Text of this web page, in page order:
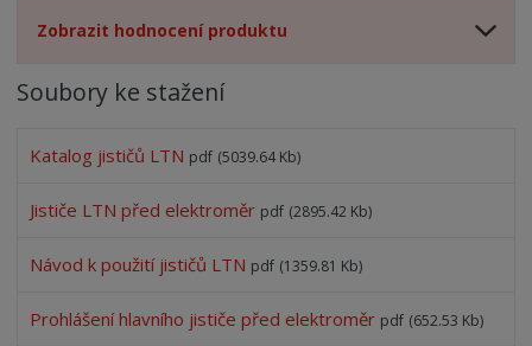
Zobrazit hodnocení produktu
Soubory ke stažení
Katalog jističů LTN pdf (5039.64 Kb)
Jističe LTN před elektroměr pdf (2895.42 Kb)
Návod k použití jističů LTN pdf (1359.81 Kb)
Prohlášení hlavního jističe před elektroměr pdf (652.53 Kb)